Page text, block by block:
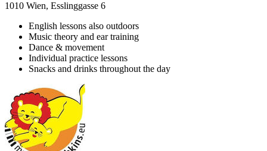
1010 Wien, Esslinggasse 6
English lessons also outdoors
Music theory and ear training
Dance & movement
Individual practice lessons
Snacks and drinks throughout the day